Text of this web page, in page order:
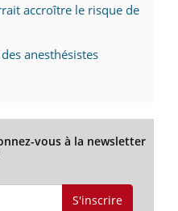
accroître le risque de
anesthésistes
vous à la newsletter
S'inscrire